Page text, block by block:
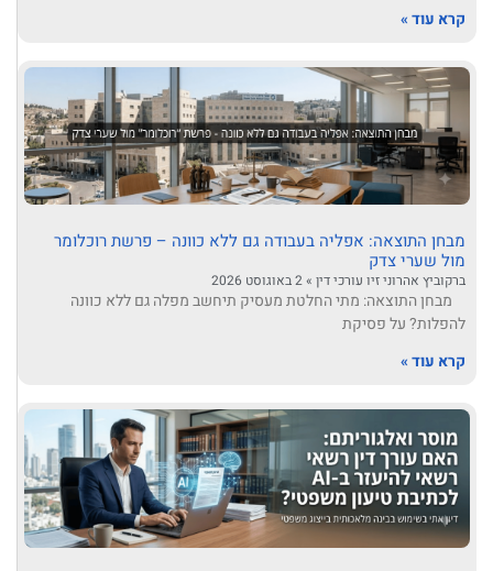
קרא עוד »
מבחן התוצאה: אפליה בעבודה גם ללא כוונה – פרשת רוכלומר
מול שערי צדק
ברקוביץ אהרוני זיו עורכי דין
מבחן התוצאה: מתי החלטת מעסיק תיחשב מפלה גם ללא כוונה
להפלות? על פסיקת
קרא עוד »